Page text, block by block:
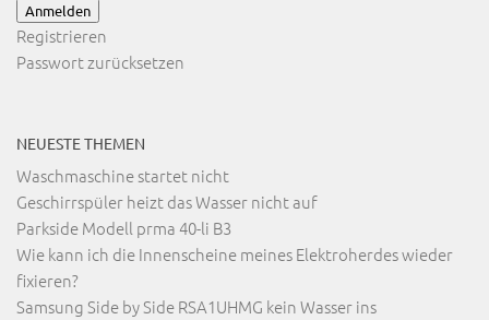
Anmelden
Registrieren
Passwort zurücksetzen
NEUESTE THEMEN
Waschmaschine startet nicht
Geschirrspüler heizt das Wasser nicht auf
Parkside Modell prma 40-li B3
Wie kann ich die Innenscheine meines Elektroherdes wieder
fixieren?
Samsung Side by Side RSA1UHMG kein Wasser ins